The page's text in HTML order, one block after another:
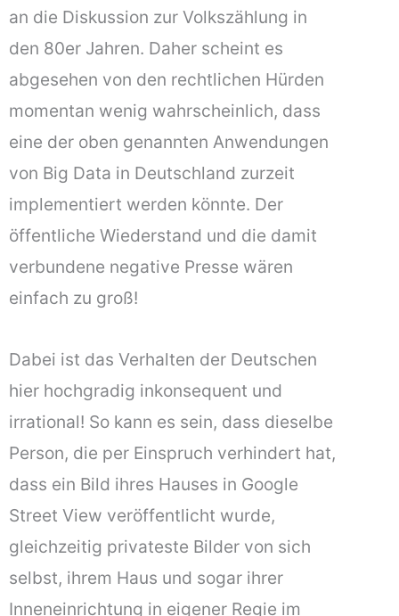
an die Diskussion zur Volkszählung in
den 80er Jahren. Daher scheint es
abgesehen von den rechtlichen Hürden
momentan wenig wahrscheinlich, dass
eine der oben genannten Anwendungen
von Big Data in Deutschland zurzeit
implementiert werden könnte. Der
öffentliche Wiederstand und die damit
verbundene negative Presse wären
einfach zu groß!
Dabei ist das Verhalten der Deutschen
hier hochgradig inkonsequent und
irrational! So kann es sein, dass dieselbe
Person, die per Einspruch verhindert hat,
dass ein Bild ihres Hauses in Google
Street View veröffentlicht wurde,
gleichzeitig privateste Bilder von sich
selbst, ihrem Haus und sogar ihrer
Inneneinrichtung in eigener Regie im